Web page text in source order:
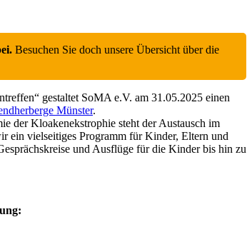
Besuchen Sie doch unsere Übersicht über die
gestaltet SoMA e.V. am 31.05.2025 einen
Münster.
der Kloakenekstrophie steht der Austausch im
ein vielseitiges Programm für Kinder, Eltern und
und Ausflüge für die Kinder bis hin zu